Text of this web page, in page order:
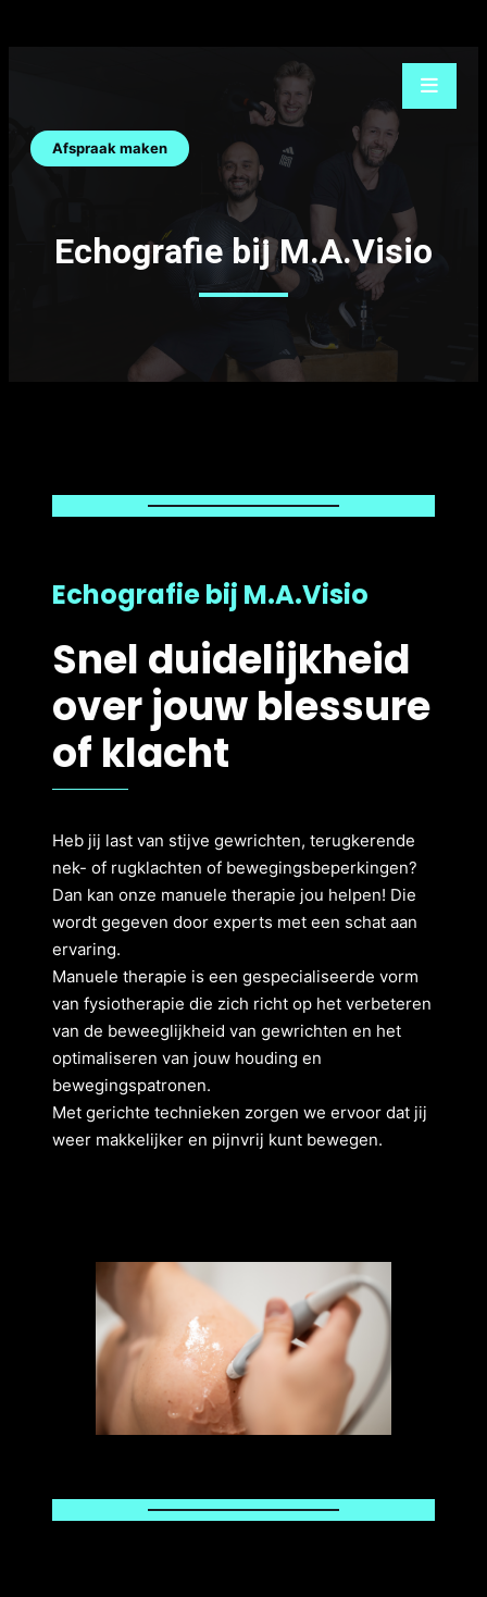
Afspraak maken
Echografie bij M.A.Visio
Echografie bij M.A.Visio
Snel duidelijkheid
over jouw blessure
of klacht
Heb jij last van stijve gewrichten, terugkerende
nek- of rugklachten of bewegingsbeperkingen?
Dan kan onze manuele therapie jou helpen! Die
wordt gegeven door experts met een schat aan
ervaring.
Manuele therapie is een gespecialiseerde vorm
van fysiotherapie die zich richt op het verbeteren
van de beweeglijkheid van gewrichten en het
optimaliseren van jouw houding en
bewegingspatronen.
Met gerichte technieken zorgen we ervoor dat jij
weer makkelijker en pijnvrij kunt bewegen.